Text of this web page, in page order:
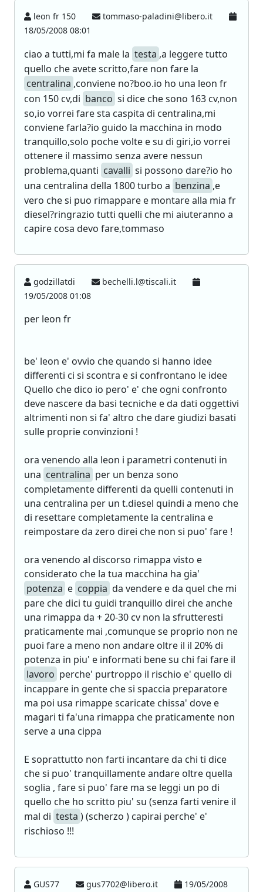
leon fr 150
tommaso-paladini@libero.it
18/05/2008 08:01
ciao a tutti,mi fa male la testa ,a leggere tutto
quello che avete scritto,fare non fare la
centralina ,conviene no?boo.io ho una leon fr
con 150 cv,di banco si dice che sono 163 cv,non
so,io vorrei fare sta caspita di centralina,mi
conviene farla?io guido la macchina in modo
tranquillo,solo poche volte e su di giri,io vorrei
ottenere il massimo senza avere nessun
problema,quanti cavalli si possono dare?io ho
una centralina della 1800 turbo a benzina ,e
vero che si puo rimappare e montare alla mia fr
diesel?ringrazio tutti quelli che mi aiuteranno a
capire cosa devo fare,tommaso
godzillatdi
bechelli.l@tiscali.it
19/05/2008 01:08
per leon fr
be' leon e' ovvio che quando si hanno idee
differenti ci si scontra e si confrontano le idee
Quello che dico io pero' e' che ogni confronto
deve nascere da basi tecniche e da dati oggettivi
altrimenti non si fa' altro che dare giudizi basati
sulle proprie convinzioni !
ora venendo alla leon i parametri contenuti in
una centralina per un benza sono
completamente differenti da quelli contenuti in
una centralina per un t.diesel quindi a meno che
di resettare completamente la centralina e
reimpostare da zero direi che non si puo' fare !
ora venendo al discorso rimappa visto e
considerato che la tua macchina ha gia'
potenza e coppia da vendere e da quel che mi
pare che dici tu guidi tranquillo direi che anche
una rimappa da + 20-30 cv non la sfrutteresti
praticamente mai ,comunque se proprio non ne
puoi fare a meno non andare oltre il il 20% di
potenza in piu' e informati bene su chi fai fare il
lavoro perche' purtroppo il rischio e' quello di
incappare in gente che si spaccia preparatore
ma poi usa rimappe scaricate chissa' dove e
magari ti fa'una rimappa che praticamente non
serve a una cippa
E soprattutto non farti incantare da chi ti dice
che si puo' tranquillamente andare oltre quella
soglia , fare si puo' fare ma se leggi un po di
quello che ho scritto piu' su (senza farti venire il
mal di testa ) (scherzo ) capirai perche' e'
rischioso !!!
GUS77 gus7702@libero.it
19/05/2008